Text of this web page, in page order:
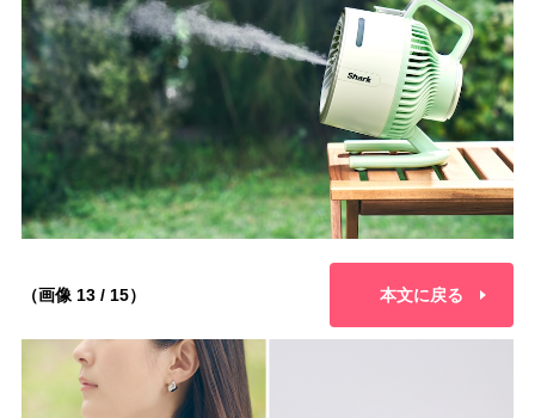
（画像 13 / 15） 本文に戻る